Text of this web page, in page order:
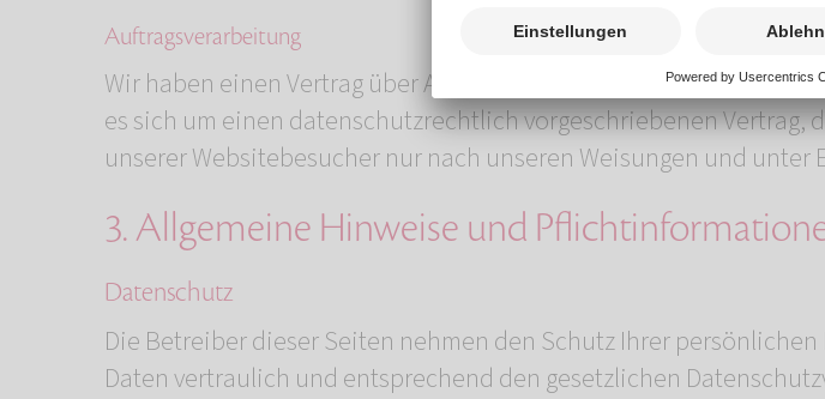
Auftragsverarbeitung
Wir haben einen Vertrag über Auftragsverarbeitung (AVV) zur
es sich um einen datenschutzrechtlich vorgeschriebenen
unserer Websitebesucher nur nach unseren Weisungen und unter
3. Allgemeine Hinweise und
Datenschutz
Die Betreiber dieser Seiten nehmen den Schutz Ihrer
Daten vertraulich und entsprechend den gesetzlichen